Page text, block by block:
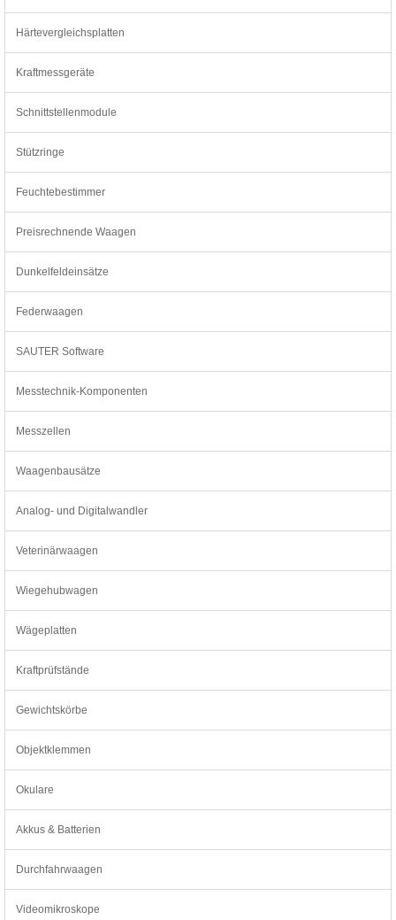
Härtevergleichsplatten
Kraftmessgeräte
Schnittstellenmodule
Stützringe
Feuchtebestimmer
Preisrechnende Waagen
Dunkelfeldeinsätze
Federwaagen
SAUTER Software
Messtechnik-Komponenten
Messzellen
Waagenbausätze
Analog- und Digitalwandler
Veterinärwaagen
Wiegehubwagen
Wägeplatten
Kraftprüfstände
Gewichtskörbe
Objektklemmen
Okulare
Akkus & Batterien
Durchfahrwaagen
Videomikroskope